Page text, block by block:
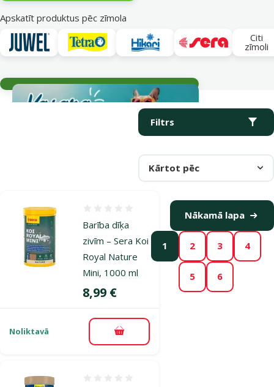
Apskatīt produktus pēc zīmola
Citi
zīmoli
Parametriskais filtrs
Filtrs
Atlasītie filtri
Kārtot pēc
Produkti kategorijā Barība zivīm
Barība dīķa
zivīm – Sera Koi
Royal Nature
Mini, 1000 ml
Cena
8,99 €
Noliktavā Pievienot grozam
1 2 3 4
5 6
Nākamā lapa